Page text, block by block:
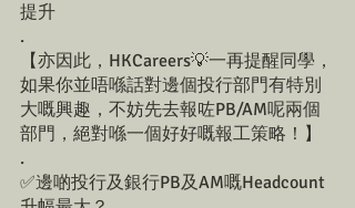
提升
.
【亦因此，HKCareers💡一再提醒同學，
如果你並唔喺話對邊個投行部門有特別
大嘅興趣，不妨先去報咗PB/AM呢兩個
部門，絕對喺一個好好嘅報工策略！】
.
✅邊啲投行及銀行PB及AM嘅Headcount